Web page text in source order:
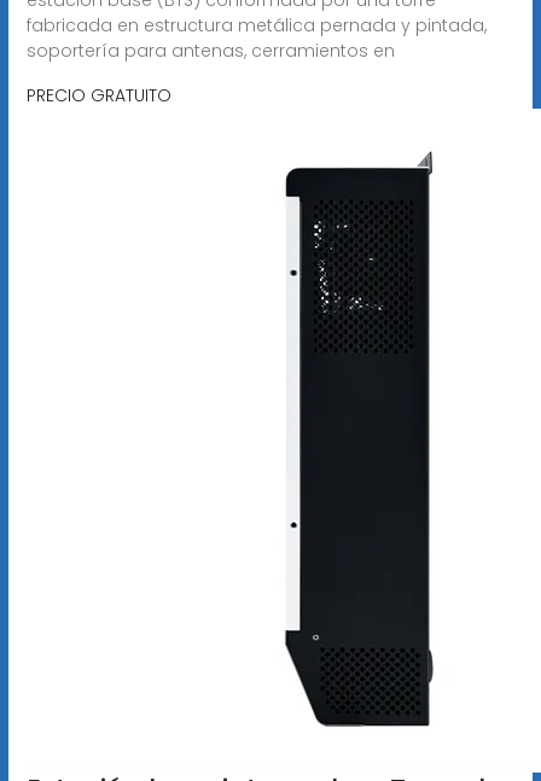
fabricada en estructura metálica pernada y pintada,
soportería para antenas, cerramientos en
PRECIO GRATUITO